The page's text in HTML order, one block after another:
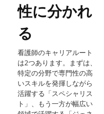
性に分かれ
る
看護師のキャリアルート
は2つあります。まずは、
特定の分野で専門性の高
いスキルを発揮しながら
活躍する「スペシャリス
ト」、もう一方が幅広い